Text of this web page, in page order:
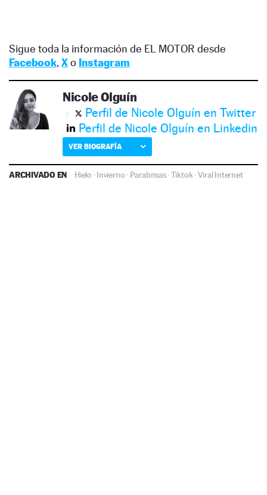
Sigue toda la información de EL MOTOR desde
Facebook, Xo Instagram
Nicole Olguín
Perfil de Nicole Olguín en Twitter
Perfil de Nicole Olguín en Linkedin
VER BIOGRAFÍA
ARCHIVADO EN Hielo ·Invierno · Parabrisas·Tiktok ·Viral Internet